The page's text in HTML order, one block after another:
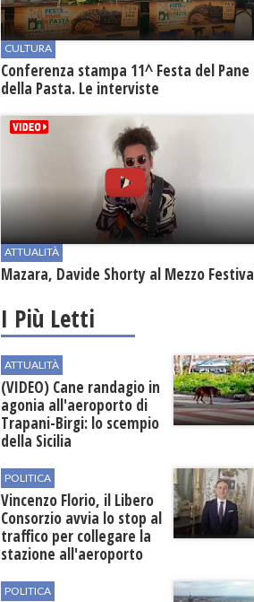
CULTURA
Conferenza stampa 11^ Festa del Pane
della Pasta. Le interviste
ATTUALITÀ
Mazara, Davide Shorty al Mezzo
I Più Letti
ATTUALITÀ
(VIDEO) Cane randagio in
agonia all'aeroporto di
Trapani-Birgi: lo scempio
della Sicilia
POLITICA
Vincenzo Florio, il Libero
Consorzio avvia lo stop al
traffico per collegare la
stazione all'aeroporto
POLITICA